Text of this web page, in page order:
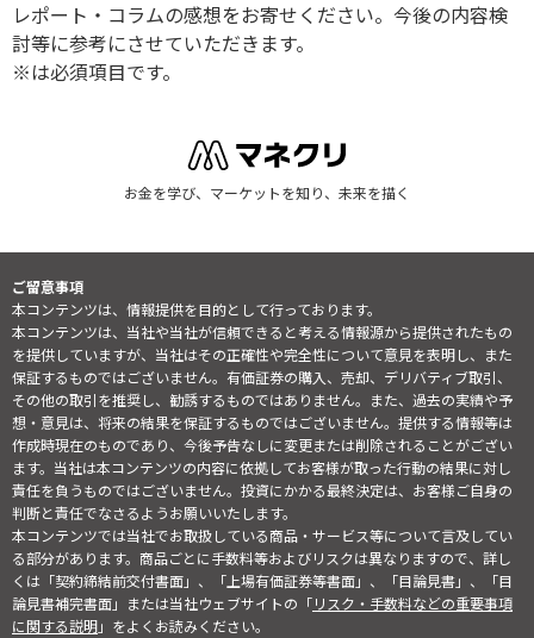
レポート・コラムの感想をお寄せください。今後の内容検
討等に参考にさせていただきます。
※は必須項目です。
お金を学び、マーケットを知り、未来を描く
ご留意事項
本コンテンツは、情報提供を目的として行っております。
本コンテンツは、当社や当社が信頼できると考える情報源から提供されたもの
を提供していますが、当社はその正確性や完全性について意見を表明し、また
保証するものではございません。有価証券の購入、売却、デリバティブ取引、
その他の取引を推奨し、勧誘するものではありません。また、過去の実績や予
想・意見は、将来の結果を保証するものではございません。提供する情報等は
作成時現在のものであり、今後予告なしに変更または削除されることがござい
ます。当社は本コンテンツの内容に依拠してお客様が取った行動の結果に対し
責任を負うものではございません。投資にかかる最終決定は、お客様ご自身の
判断と責任でなさるようお願いいたします。
本コンテンツでは当社でお取扱している商品・サービス等について言及してい
る部分があります。商品ごとに手数料等およびリスクは異なりますので、詳し
くは「契約締結前交付書面」、「上場有価証券等書面」、「目論見書」、「目
論見書補完書面」または当社ウェブサイトの「リスク・手数料などの重要事項
に関する説明」をよくお読みください。